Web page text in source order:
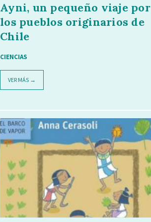
Ayni, un pequeño viaje por
los pueblos originarios de
Chile
CIENCIAS
VER MÁS →